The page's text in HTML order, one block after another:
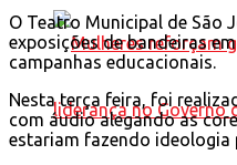
O Teatro Municipal de São
exposições de bandeiras
campanhas educacionais.
Nesta terça feira, foi
com áudio alegando as
estariam fazendo ideologia